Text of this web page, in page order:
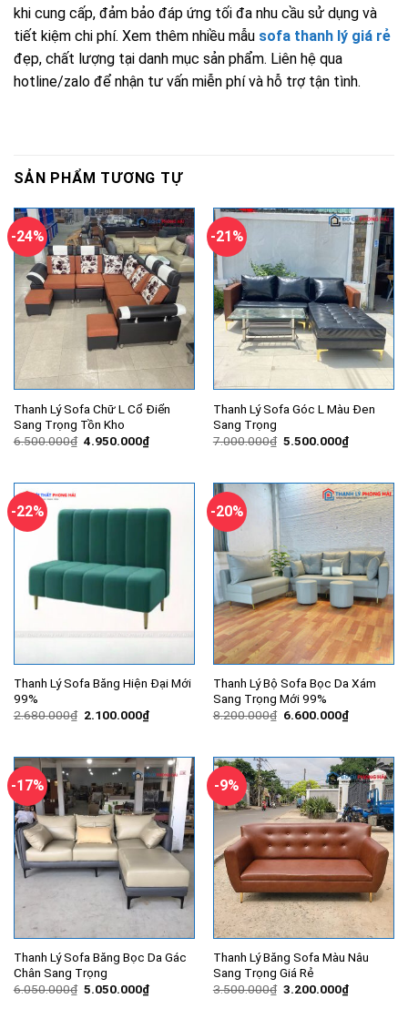
khi cung cấp, đảm bảo đáp ứng tối đa nhu cầu sử dụng và
tiết kiệm chi phí. Xem thêm nhiều mẫu sofa thanh lý giá rẻ
đẹp, chất lượng tại danh mục sản phẩm. Liên hệ qua
hotline/zalo để nhận tư vấn miễn phí và hỗ trợ tận tình.
SẢN PHẨM TƯƠNG TỰ
-24%
Thanh Lý Sofa Chữ L Cổ Điển
Sang Trọng Tồn Kho
6.500.000₫ Giá
4.950.000₫Giá
hiện
4.950.000₫.
-21%
Thanh Lý Sofa Góc L Màu Đen
Sang Trọng
7.000.000₫ Giá
5.500.000₫Giá
hiện
-22%
Thanh Lý Sofa Băng Hiện Đại Mới
99%
2.680.000₫ Giá
2.100.000₫Giá
hiện
2.100.000₫.
-20%
Thanh Lý Bộ Sofa Bọc Da Xám
Sang Trọng Mới 99%
8.200.000₫ Giá
6.600.000₫Giá
hiện
-17%
Thanh Lý Sofa Băng Bọc Da Gác
Chân Sang Trọng
6.050.000₫ Giá
5.050.000₫Giá
hiện
-9%
Thanh Lý Băng Sofa Màu Nâu
Sang Trọng Giá Rẻ
3.500.000₫ Giá
3.200.000₫Giá
hiện